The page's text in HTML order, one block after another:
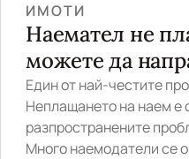
ИМОТИ
Наемател не
можете да
Един от най-честите
Неплащането на наем е
разпространените
Много наемодатели се